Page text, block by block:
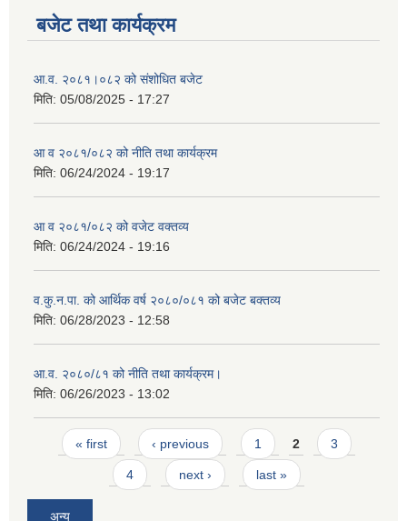
बजेट तथा कार्यक्रम
आ.व. २०८१।०८२ को संशोधित बजेट
मिति: 05/08/2025 - 17:27
आ व २०८१/०८२ को नीति तथा कार्यक्रम
मिति: 06/24/2024 - 19:17
आ व २०८१/०८२ को वजेट वक्तव्य
मिति: 06/24/2024 - 19:16
व.कु.न.पा. को आर्थिक वर्ष २०८०/०८१ को बजेट बक्तव्य
मिति: 06/28/2023 - 12:58
आ.व. २०८०/८१ को नीति तथा कार्यक्रम।
मिति: 06/26/2023 - 13:02
Pages
« first ‹ previous 1 2 3
4 next › last »
अन्य